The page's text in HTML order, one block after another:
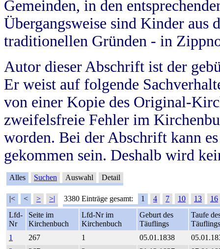
Gemeinden, in den
Übergangsweise sind Kinder aus
traditionellen Gründen - in
Autor dieser Abschrift ist der
Er weist auf folgende
von einer Kopie des Original-
zweifelsfreie Fehler im
worden. Bei der Abschrift kann
gekommen sein. Deshalb wird
Alles Suchen Auswahl Detail
|< < > >| 3380 Einträge gesamt: 1 4 7 10 13
16
Lfd-
Nr
Seite im
Kirchenbuch
Lfd-Nr im
Kirchenbuch
Geburt des
Täuflings
Taufe
Täuflings
1
267 1 05.01.1838